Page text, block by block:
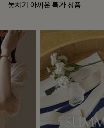
놓치기 아까운 특가 상품